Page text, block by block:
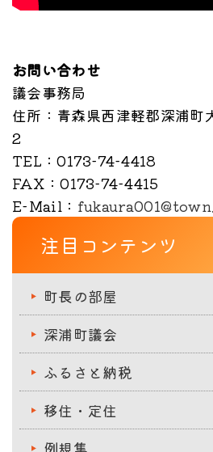
お問い合わせ
議会事務局
住所 ：青森県西津軽郡深浦
2
TEL ：0173-74-4418
FAX ：0173-74-4415
E-Mail ：
注目コンテンツ
町長の部屋
深浦町議会
ふるさと納税
移住・定住